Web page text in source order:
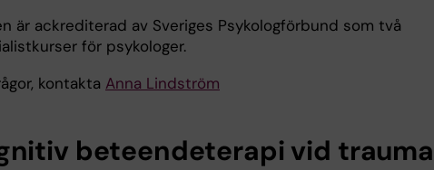
är ackrediterad av Sveriges Psykologförbund som två
för psykologer.
kontakta Anna Lindström
beteendeterapi vid